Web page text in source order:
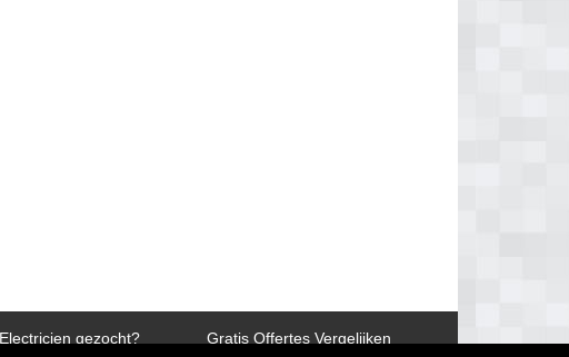
Gratis Offertes Vergelijken
Electricien gezocht?